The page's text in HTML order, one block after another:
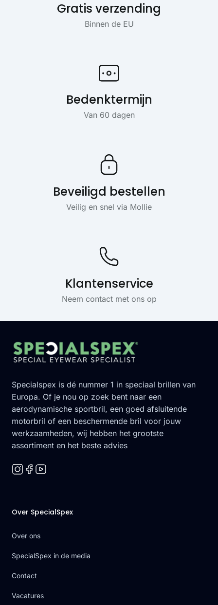
Gratis verzending
Binnen de EU
Bedenktermijn
Van 60 dagen
Beveiligd bestellen
Veilig en snel via Mollie
Klantenservice
Neem contact met ons op
Specialspex is dé nummer 1 in speciaal brillen van
Europa. Of je nou op zoek bent naar een
aerodynamische sportbril, een goed afsluitende
motorbril of een beschermende bril voor jouw
werkzaamheden, wij hebben het grootste
assortiment en het beste advies
Over SpecialSpex
Over ons
SpecialSpex in de media
Contact
Vacatures